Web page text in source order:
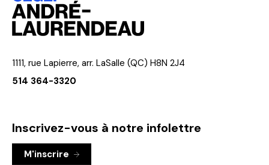
1111, rue Lapierre, arr. LaSalle (QC) H8N 2J4
514 364-3320
Inscrivez-vous à notre infolettre
M'inscrire